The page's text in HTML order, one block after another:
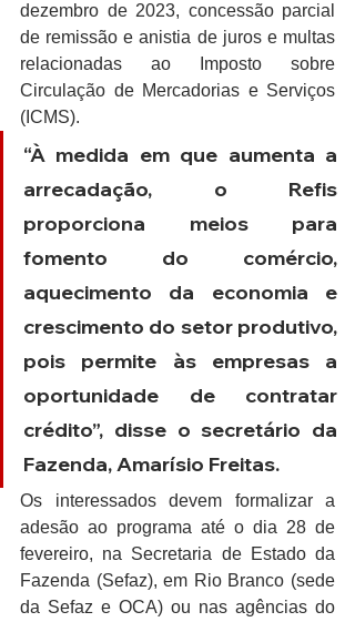
dezembro de 2023, concessão parcial
de remissão e anistia de juros e multas
relacionadas ao Imposto sobre
Circulação de Mercadorias e Serviços
(ICMS).
“À medida em que aumenta a
arrecadação, o Refis
proporciona meios para
fomento do comércio,
aquecimento da economia e
crescimento do setor produtivo,
pois permite às empresas a
oportunidade de contratar
crédito”, disse o secretário da
Fazenda, Amarísio Freitas.
Os interessados devem formalizar a
adesão ao programa até o dia 28 de
fevereiro, na Secretaria de Estado da
Fazenda (Sefaz), em Rio Branco (sede
da Sefaz e OCA) ou nas agências do